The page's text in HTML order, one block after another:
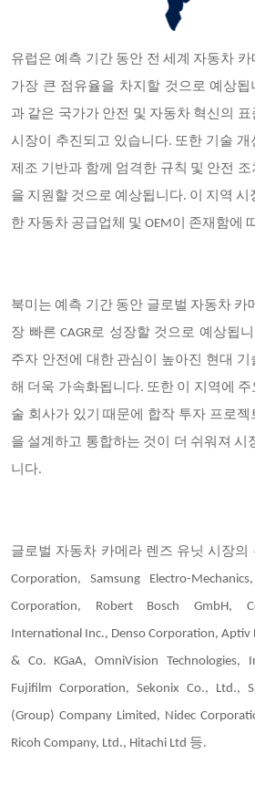
유럽은 예측 기간 동안 전 세계 자동차
가장 큰 점유율을 차지할 것으로 예상됩
과 같은 국가가 안전 및 자동차 혁신의
시장이 추진되고 있습니다. 또한 기술
제조 기반과 함께 엄격한 규칙 및 안전
을 지원할 것으로 예상됩니다. 이 지역 시
한 자동차 공급업체 및 OEM이 존재함에
북미는 예측 기간 동안 글로벌 자동차 카
장 빠른 CAGR로 성장할 것으로 예상됩
주자 안전에 대한 관심이 높아진 현대 기
해 더욱 가속화됩니다. 또한 이 지역에 주
술 회사가 있기 때문에 합작 투자 프로젝
을 설계하고 통합하는 것이 더 쉬워져 시
니다.
글로벌 자동차 카메라 렌즈 유닛 시장의
Corporation, Samsung Electro-
Corporation, Robert Bosch GmbH,
International Inc., Denso Corporation, Aptiv
& Co. KGaA, OmniVision Technologies,
Fujifilm Corporation, Sekonix Co., Ltd.,
(Group) Company Limited, Nidec
Ricoh Company, Ltd., Hitachi Ltd 등.